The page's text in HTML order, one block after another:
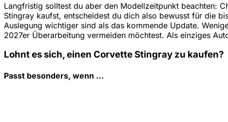
Langfristig solltest du aber den Modellzeitpunkt beachten:
Stingray kaufst, entscheidest du dich also bewusst für die
Auslegung wichtiger sind als das kommende Update.
2027er Überarbeitung vermeiden möchtest. Als einziges
Lohnt es sich, einen Corvette Stingray zu kaufen?
Passt besonders, wenn …